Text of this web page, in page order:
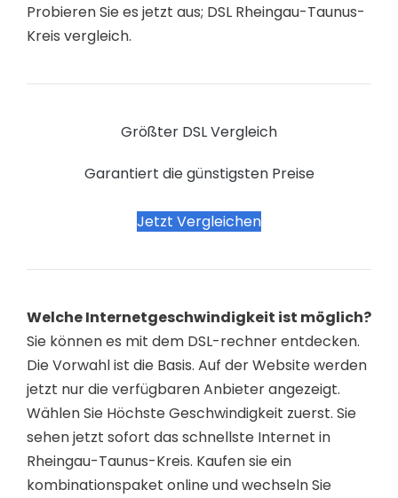
Probieren Sie es jetzt aus; DSL Rheingau-Taunus-
Kreis vergleich.
Größter DSL Vergleich
Garantiert die günstigsten Preise
Jetzt Vergleichen
Welche Internetgeschwindigkeit ist möglich?
Sie können es mit dem DSL-rechner entdecken.
Die Vorwahl ist die Basis. Auf der Website werden
jetzt nur die verfügbaren Anbieter angezeigt.
Wählen Sie Höchste Geschwindigkeit zuerst. Sie
sehen jetzt sofort das schnellste Internet in
Rheingau-Taunus-Kreis. Kaufen sie ein
kombinationspaket online und wechseln Sie